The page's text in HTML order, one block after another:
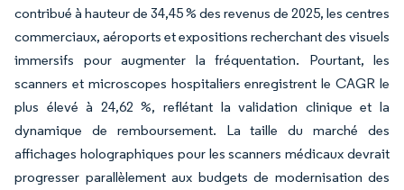
contribué à hauteur de 34,45 % des revenus de 2025, les centres
commerciaux, aéroports et expositions recherchant des visuels
immersifs pour augmenter la fréquentation. Pourtant, les
scanners et microscopes hospitaliers enregistrent le CAGR le
plus élevé à 24,62 %, reflétant la validation clinique et la
dynamique de remboursement. La taille du marché des
affichages holographiques pour les scanners médicaux devrait
progresser parallèlement aux budgets de modernisation des